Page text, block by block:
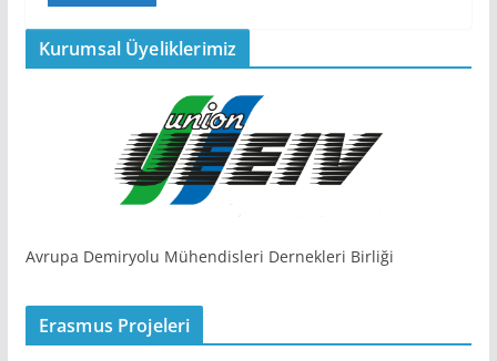
Kurumsal Üyeliklerimiz
Avrupa Demiryolu Mühendisleri Dernekleri Birliği
Erasmus Projeleri